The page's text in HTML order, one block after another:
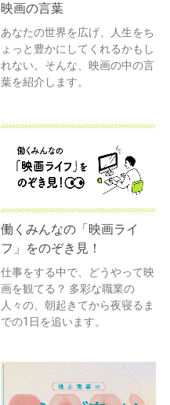
映画の言葉
あなたの世界を広げ、人生をち
ょっと豊かにしてくれるかもし
れない。そんな、映画の中の言
葉を紹介します。
働くみんなの「映画ライ
フ」をのぞき見！
仕事をする中で、どうやって映
画を観てる？ 多彩な職業の
人々の、朝起きてから夜寝るま
での1日を追います。